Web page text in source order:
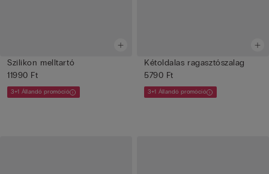
Szilikon melltartó
11990 Ft
3+1 Állandó promóció
Kétoldalas ragasztószalag
5790 Ft
3+1 Állandó promóció